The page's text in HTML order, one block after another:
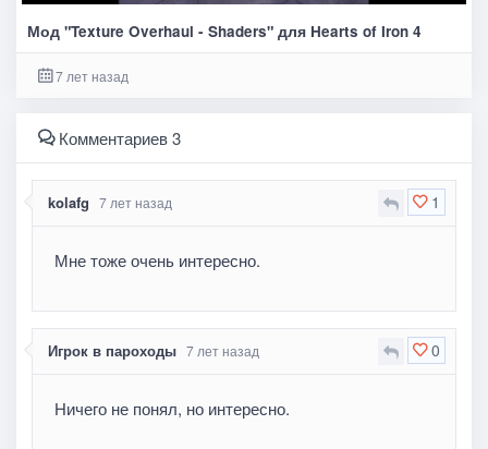
Мод "Texture Overhaul - Shaders" для Hearts of Iron 4
7 лет назад
Комментариев 3
1
kolafg 7 лет назад
Мне тоже очень интересно.
0
Игрок в пароходы 7 лет назад
Ничего не понял, но интересно.